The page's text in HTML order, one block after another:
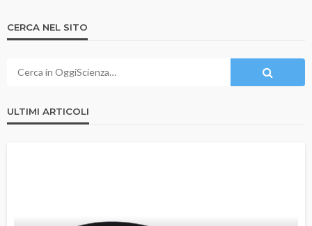
CERCA NEL SITO
ULTIMI ARTICOLI